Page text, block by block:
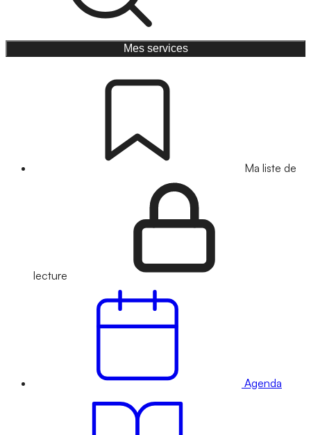
Mes services
Ma liste de
lecture
Agenda